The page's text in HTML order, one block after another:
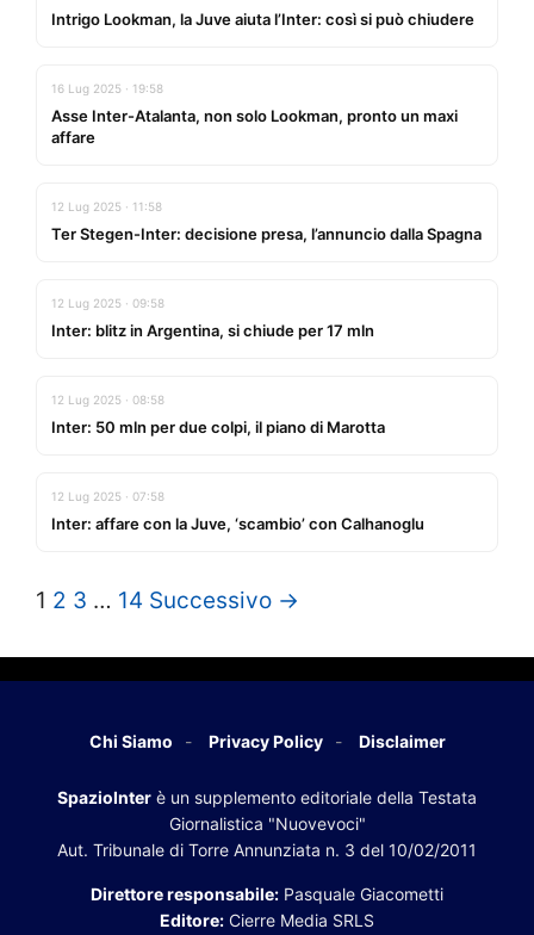
Intrigo Lookman, la Juve aiuta l’Inter: così si può chiudere
16 Lug 2025 · 19:58
Asse Inter-Atalanta, non solo Lookman, pronto un maxi
affare
12 Lug 2025 · 11:58
Ter Stegen-Inter: decisione presa, l’annuncio dalla Spagna
12 Lug 2025 · 09:58
Inter: blitz in Argentina, si chiude per 17 mln
12 Lug 2025 · 08:58
Inter: 50 mln per due colpi, il piano di Marotta
12 Lug 2025 · 07:58
Inter: affare con la Juve, ‘scambio’ con Calhanoglu
1 2 3 … 14 Successivo →
Chi Siamo Privacy Policy Disclaimer
SpazioInter è un supplemento editoriale della Testata
Giornalistica "Nuovevoci"
Aut. Tribunale di Torre Annunziata n. 3 del 10/02/2011
Direttore responsabile: Pasquale Giacometti
Editore: Cierre Media SRLS